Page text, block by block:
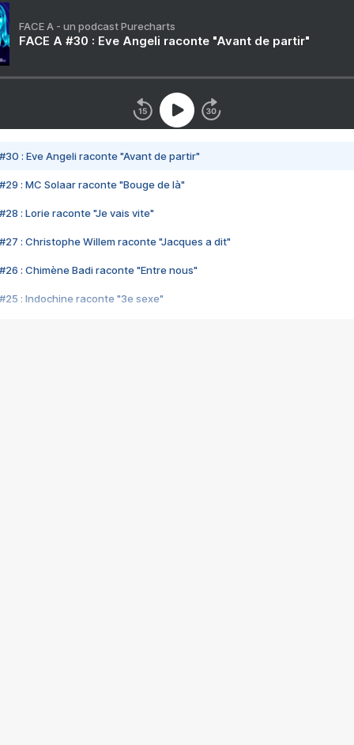
FACE A - un podcast Purecharts
FACE A #30 : Eve Angeli raconte "Avant de partir"
#30 : Eve Angeli raconte "Avant de partir"
#29 : MC Solaar raconte "Bouge de là"
#28 : Lorie raconte "Je vais vite"
#27 : Christophe Willem raconte "Jacques a dit"
#26 : Chimène Badi raconte "Entre nous"
#25 : Indochine raconte "3e sexe"